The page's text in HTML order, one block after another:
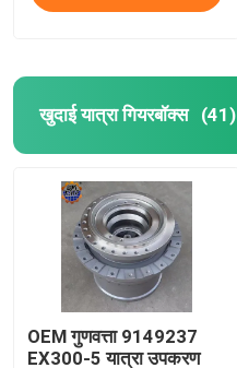
खुदाई यात्रा गियरबॉक्स (41)
OEM गुणवत्ता 9149237
EX300-5 यात्रा उपकरण